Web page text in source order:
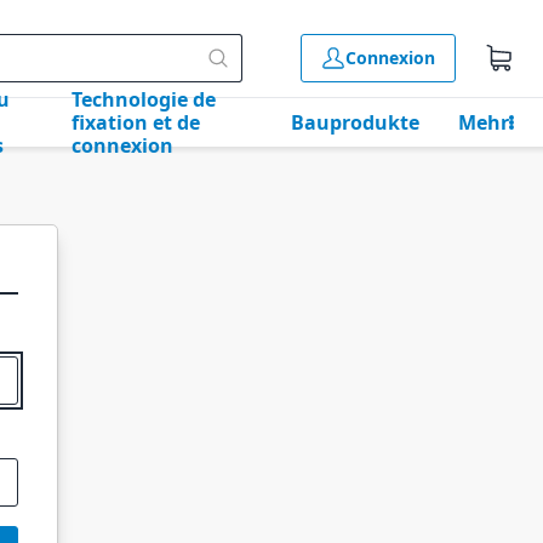
Connexion
Technologie de
fixation et de
connexion
Bauprodukte Mehr